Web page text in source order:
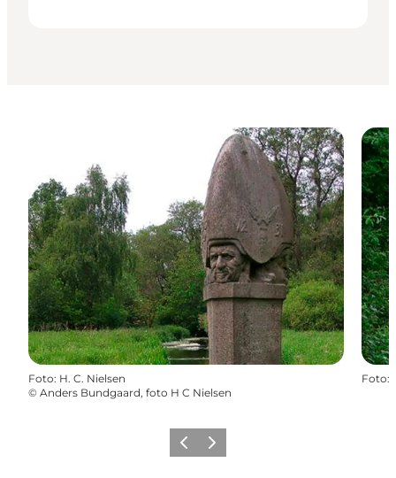
Foto: H. C. Nielsen
© Anders Bundgaard, foto H C Nielsen
Foto:
ForrigeNæste